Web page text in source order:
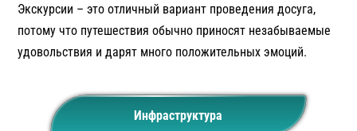
Экскурсии – это отличный вариант проведения досуга,
потому что путешествия обычно приносят незабываемые
удовольствия и дарят много положительных эмоций.
Инфраструктура